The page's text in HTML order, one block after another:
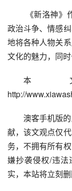
政治斗争、情感
地将各种人物关
文化的魅力，同
本
http://
澳客手机版
献，该文观点仅
务，不拥有所有
嫌抄袭侵权/违
实，本站将立刻删